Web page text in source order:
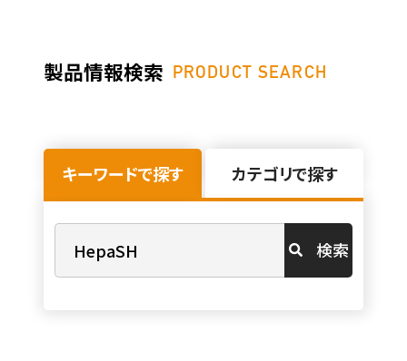
製品情報検索 PRODUCT SEARCH
キーワードで探す カテゴリで探す
検索